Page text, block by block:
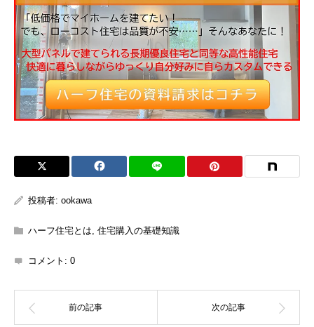
投稿者: ookawa
ハーフ住宅とは, 住宅購入の基礎知識
コメント: 0